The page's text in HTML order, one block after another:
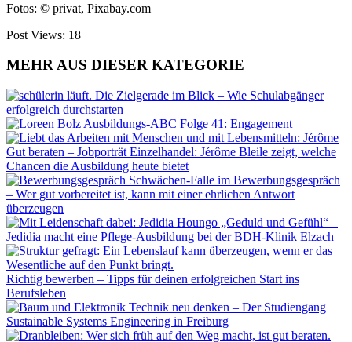
Fotos: © privat, Pixabay.com
Post Views: 18
MEHR AUS DIESER KATEGORIE
Die Zielgerade im Blick – Wie Schulabgänger
erfolgreich durchstarten
Ausbildungs-ABC Folge 41: Engagement
Gut beraten – Jobporträt Einzelhandel: Jérôme Bleile zeigt, welche
Chancen die Ausbildung heute bietet
Schwächen-Falle im Bewerbungsgespräch
– Wer gut vorbereitet ist, kann mit einer ehrlichen Antwort
überzeugen
„Geduld und Gefühl“ –
Jedidia macht eine Pflege-Ausbildung bei der BDH-Klinik Elzach
Richtig bewerben – Tipps für deinen erfolgreichen Start ins
Berufsleben
Technik neu denken – Der Studiengang
Sustainable Systems Engineering in Freiburg